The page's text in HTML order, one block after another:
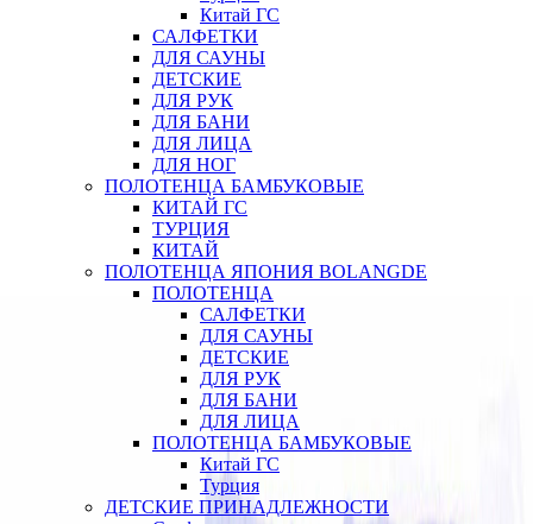
Китай ГС
САЛФЕТКИ
ДЛЯ САУНЫ
ДЕТСКИЕ
ДЛЯ РУК
ДЛЯ БАНИ
ДЛЯ ЛИЦА
ДЛЯ НОГ
ПОЛОТЕНЦА БАМБУКОВЫЕ
КИТАЙ ГС
ТУРЦИЯ
КИТАЙ
ПОЛОТЕНЦА ЯПОНИЯ BOLANGDE
ПОЛОТЕНЦА
САЛФЕТКИ
ДЛЯ САУНЫ
ДЕТСКИЕ
ДЛЯ РУК
ДЛЯ БАНИ
ДЛЯ ЛИЦА
ПОЛОТЕНЦА БАМБУКОВЫЕ
Китай ГС
Турция
ДЕТСКИЕ ПРИНАДЛЕЖНОСТИ